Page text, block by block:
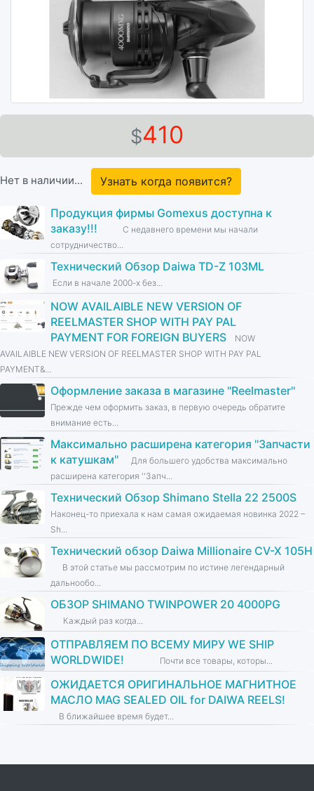
$410
Нет в наличии... Узнать когда появится?
Продукция фирмы Gomexus доступна к
заказу!!!
С недавнего времени мы начали
сотрудничество...
Технический Обзор Daiwa TD-Z 103ML
Если в начале 2000-х без...
NOW AVAILAIBLE NEW VERSION OF
REELMASTER SHOP WITH PAY PAL
PAYMENT FOR FOREIGN BUYERS
NOW
AVAILAIBLE NEW VERSION OF REELMASTER SHOP WITH PAY PAL
PAYMENT&...
Оформление заказа в магазине ''Reelmaster''
Прежде чем оформить заказ, в первую очередь обратите
внимание есть...
Максимально расширена категория ''Запчасти
к катушкам''
Для большего удобства максимально
расширена категория ''Запч...
Технический Обзор Shimano Stella 22 2500S
Наконец-то приехала к нам самая ожидаемая новинка 2022 –
Sh...
Технический обзор Daiwa Millionaire CV-X 105H
В этой статье мы рассмотрим по истине легендарный
дальнообо...
ОБЗОР SHIMANO TWINPOWER 20 4000PG
Каждый раз когда...
ОТПРАВЛЯЕМ ПО ВСЕМУ МИРУ WE SHIP
WORLDWIDE!
Почти все товары, которы...
ОЖИДАЕТСЯ ОРИГИНАЛЬНОЕ МАГНИТНОЕ
МАСЛО MAG SEALED OIL for DAIWA REELS!
В ближайшее время будет...